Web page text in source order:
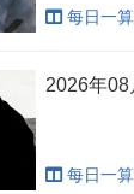
每日一算
2026年
每日一算